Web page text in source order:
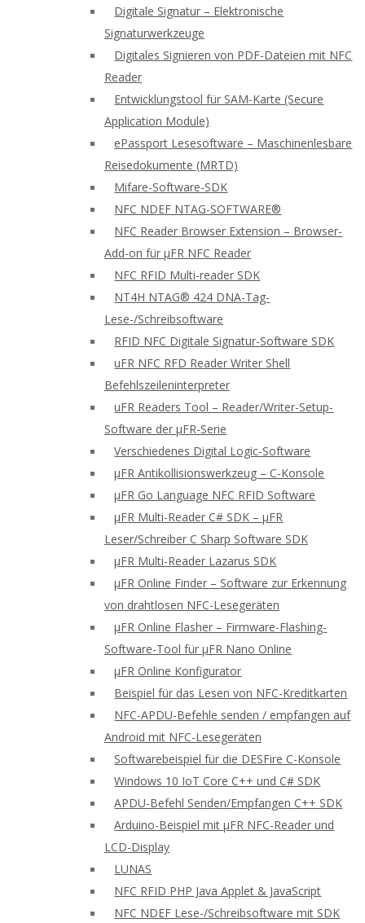
Digitale Signatur – Elektronische
Signaturwerkzeuge
Digitales Signieren von PDF-Dateien mit NFC
Reader
Entwicklungstool für SAM-Karte (Secure
Application Module)
ePassport Lesesoftware – Maschinenlesbare
Reisedokumente (MRTD)
Mifare-Software-SDK
NFC NDEF NTAG-SOFTWARE®
NFC Reader Browser Extension – Browser-
Add-on für μFR NFC Reader
NFC RFID Multi-reader SDK
NT4H NTAG® 424 DNA-Tag-
Lese-/Schreibsoftware
RFID NFC Digitale Signatur-Software SDK
uFR NFC RFD Reader Writer Shell
Befehlszeileninterpreter
uFR Readers Tool – Reader/Writer-Setup-
Software der μFR-Serie
Verschiedenes Digital Logic-Software
μFR Antikollisionswerkzeug – C-Konsole
μFR Go Language NFC RFID Software
μFR Multi-Reader C# SDK – μFR
Leser/Schreiber C Sharp Software SDK
μFR Multi-Reader Lazarus SDK
μFR Online Finder – Software zur Erkennung
von drahtlosen NFC-Lesegeräten
μFR Online Flasher – Firmware-Flashing-
Software-Tool für μFR Nano Online
μFR Online Konfigurator
Beispiel für das Lesen von NFC-Kreditkarten
NFC-APDU-Befehle senden / empfangen auf
Android mit NFC-Lesegeräten
Softwarebeispiel für die DESFire C-Konsole
Windows 10 IoT Core C++ und C# SDK
APDU-Befehl Senden/Empfangen C++ SDK
Arduino-Beispiel mit μFR NFC-Reader und
LCD-Display
LUNAS
NFC RFID PHP Java Applet & JavaScript
NFC NDEF Lese-/Schreibsoftware mit SDK